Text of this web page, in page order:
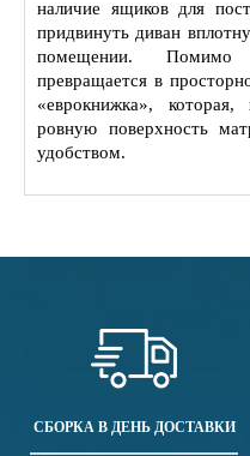
наличие ящиков для
придвинуть диван
помещении.
превращается в
«еврокнижка»,
ровную поверхность
удобством.
СБОРКА В ДЕНЬ ДОСТАВКИ